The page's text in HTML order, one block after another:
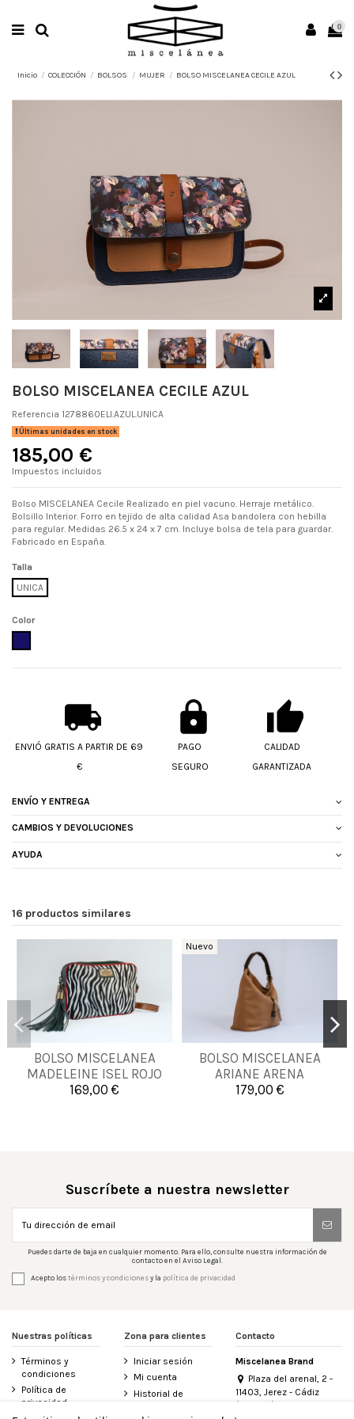
0
Inicio COLECCIÓN BOLSOS MUJER BOLSO MISCELANEA CECILE AZUL
BOLSO MISCELANEA CECILE AZUL
Referencia 1278860ELI.AZUL.UNICA
Últimas unidades en stock
185,00 €
Impuestos incluidos
Bolso MISCELANEA Cecile Realizado en piel vacuno. Herraje metálico.
Bolsillo Interior. Forro en tejido de alta calidad Asa bandolera con hebilla
para regular. Medidas 26.5 x 24 x 7 cm. Incluye bolsa de tela para guardar.
Fabricado en España.
Talla
UNICA
Color
ENVIÓ GRATIS A PARTIR DE 69
€
PAGO
SEGURO
CALIDAD
GARANTIZADA
ENVÍO Y ENTREGA
CAMBIOS Y DEVOLUCIONES
AYUDA
16 productos similares
BOLSO MISCELANEA
MADELEINE ISEL ROJO
VERDE
169,00 €
UNICA
Añadir al carrito
Nuevo
BOLSO MISCELANEA
ARIANE ARENA
179,00 €
UNICA
Añadir al carrito
Suscríbete a nuestra newsletter
Puedes darte de baja en cualquier momento. Para ello, consulte nuestra información de
contacto en el Aviso Legal.
Acepto lostérminos y condicionesy la política de privacidad
Nuestras políticas
Términos y
condiciones
Política de
privacidad
Zona para clientes
Iniciar sesión
Mi cuenta
Historial de
Contacto
Miscelanea Brand
Plaza del arenal, 2 -
11403, Jerez - Cádiz
(España)